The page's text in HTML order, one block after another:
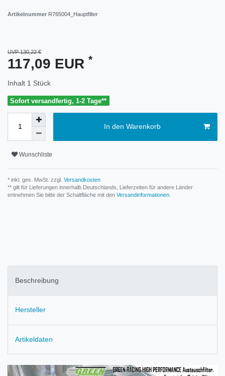
Artikelnummer R765004_Hauptfilter
UVP 130,22 €
117,09 EUR *
Inhalt 1 Stück
Sofort versandfertig, 1-2 Tage**
In den Warenkorb
Wunschliste
* inkl. ges. MwSt. zzgl. Versandkosten
** gilt für Lieferungen innerhalb Deutschlands, Lieferzeiten für andere Länder
entnehmen Sie bitte der Schaltfläche mit den Versandinformationen
Beschreibung
Hersteller
Artikeldaten